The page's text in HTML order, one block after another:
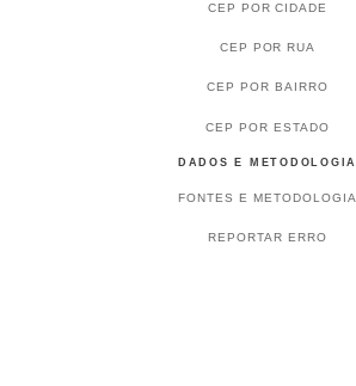
CEP POR CIDADE
CEP POR RUA
CEP POR BAIRRO
CEP POR ESTADO
DADOS E METODOLOGIA
FONTES E METODOLOGIA
REPORTAR ERRO